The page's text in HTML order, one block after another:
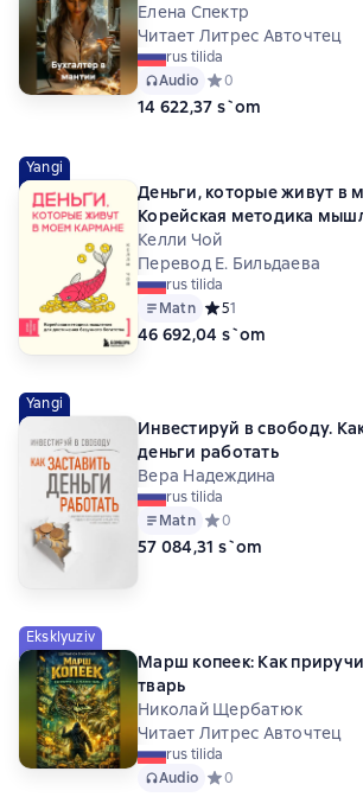
Елена Спектр
Читает Литрес Авточтец
rus tilida
Audio Средний рейтинг 0 на
0
14 622,37 s`om
Yangi
Деньги, которые живут в
Корейская методика
достижения безумного
Келли Чой
Перевод Е. Бильдаева
rus tilida
Matn Средний рейтинг 5 на
51
46 692,04 s`om
Yangi
Инвестируй в свободу.
деньги работать
Вера Надеждина
rus tilida
Matn Средний рейтинг 0 на
0
57 084,31 s`om
Eksklyuziv
Марш копеек: Как
тварь
Николай Щербатюк
Читает Литрес Авточтец
rus tilida
Audio Средний рейтинг 0 на
0